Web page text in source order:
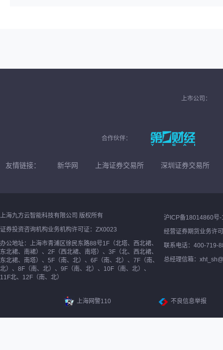
上市公司：
合作伙伴：
友情链接： 新华网 上海证券交易所 深圳证券交易所
上海九方云智能科技有限公司 版权所有
证券投资咨询机构业务机构许可证：ZX0023
办公地址：上海市青浦区徐民东路88号1F（北塔、西北裙、
东北裙、南裙）、2F（西北裙、南塔）、3F（北、西北裙、
东北裙、南塔）、5F（南、北）、6F（南、北）、7F（南、
北）、8F（南、北）、9F（南、北）、10F（南、北）、
11F北、12F（南、北）
沪ICP备18014860号-
经营证券期货业务许
联系电话：400-719-
总经理信箱：
上海网警110 不良信息举报